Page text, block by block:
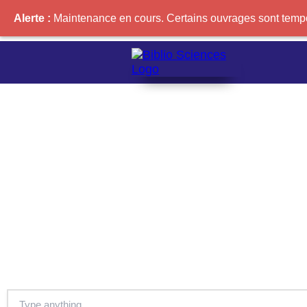
Alerte : Maintenance en cours. Certains ouvrages sont